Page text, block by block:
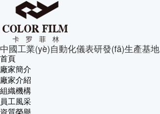
中國工業(yè)自動化儀表研發(fā)生產基地
首頁
廠家簡介
廠家介紹
組織機構
員工風采